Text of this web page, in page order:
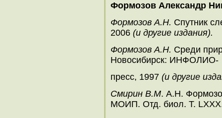
Формозов Александр
Формозов А.Н. Спутник
2006 (и другие издания).
Формозов А.Н. Среди
Новосибирск: ИНФОЛИО-
пресс, 1997 (и другие
Смирин В.М. А.Н.
МОИП. Отд. биол. Т.